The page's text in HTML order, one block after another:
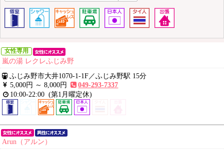
女性専用
嵐の湯 レクレふじみ野
ふじみ野市大井1070-1-1F／ふじみ野駅 15分
5,000円 ～8,000円
049-293-7337
10:00-22:00 (第1月曜定休)
Arun（アルン）